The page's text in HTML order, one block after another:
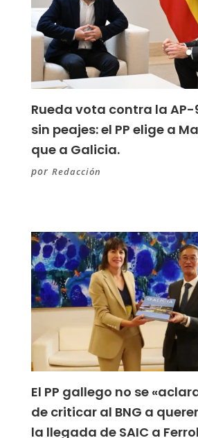
Rueda vota contra la
sin peajes: el PP elige a
que a Galicia.
por Redacción
El PP gallego no se
de criticar al BNG a
la llegada de SAIC a